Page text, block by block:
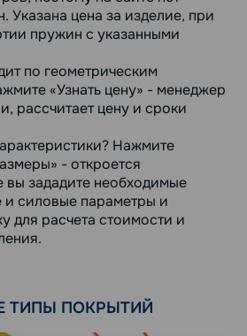
Указана цена за изделие, при
пружин с указанными
по геометрическим
«Узнать цену» - менеджер
рассчитает цену и сроки
Нажмите
- откроется
вы зададите необходимые
и силовые параметры и
для расчета стоимости и
ТИПЫ ПОКРЫТИЙ